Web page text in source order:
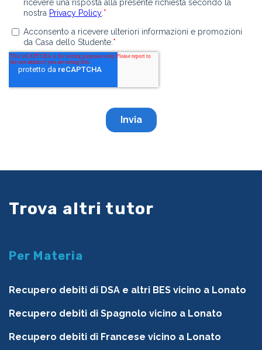
Trova altri tutor
Per Materia
Recupero debiti di DSA e altri BES vicino a Lonato
Recupero debiti di Spagnolo vicino a Lonato
Recupero debiti di Francese vicino a Lonato